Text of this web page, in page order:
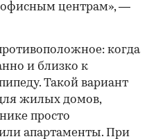
офисным центрам», —
когда
и близко к
Такой вариант
жилых домов,
просто
апартаменты. При